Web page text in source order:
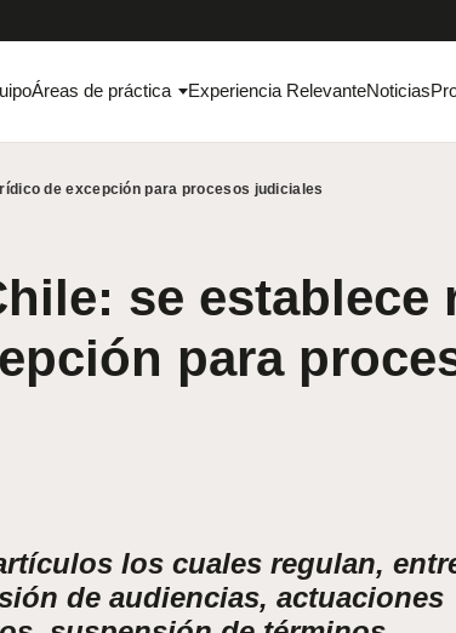
Áreas de práctica Experiencia RelevanteNoticias
de excepción para procesos judiciales
se establece
para
los cuales regulan,
de audiencias, actuaciones